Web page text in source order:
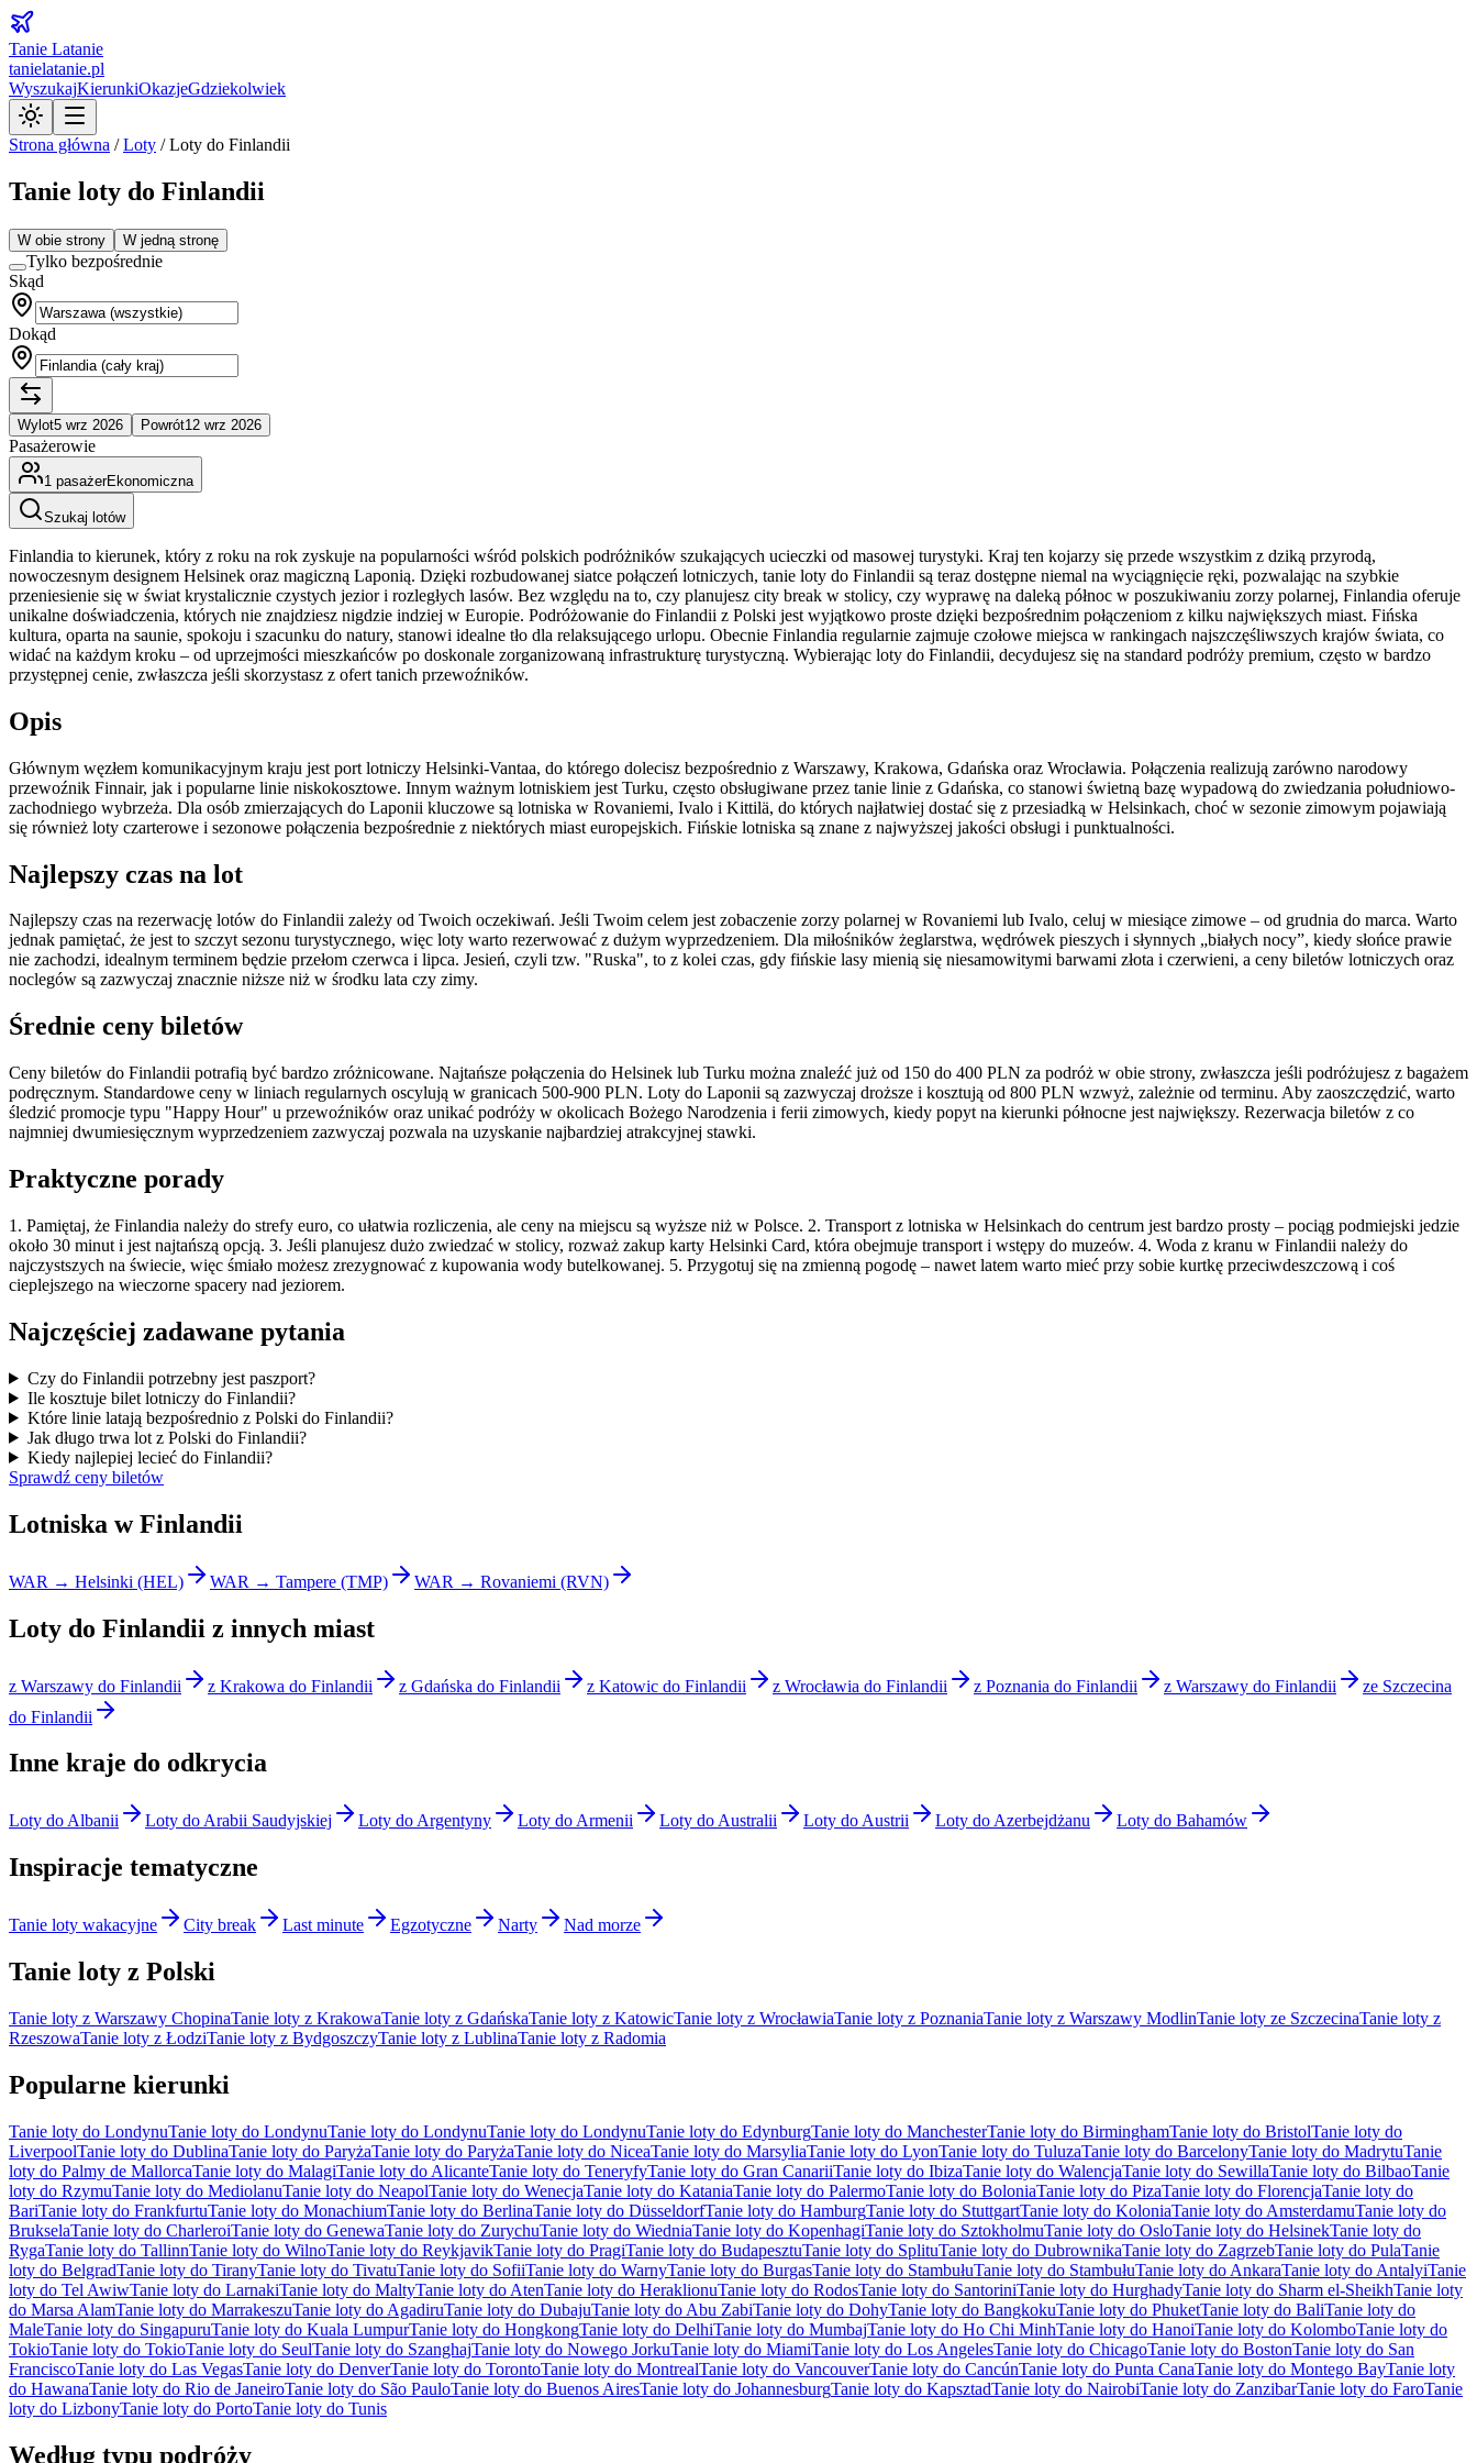
Tanie Latanie
tanielatanie.pl
WyszukajKierunkiOkazjeGdziekolwiek
Strona główna /Loty /Loty do Finlandii
Tanie loty do Finlandii
W obie strony W jedną stronę
Tylko bezpośrednie
Skąd
Dokąd
Wylot5 wrz 2026 Powrót12 wrz 2026
Pasażerowie
1 pasażerEkonomiczna
Szukaj lotów
Finlandia to kierunek, który z roku na rok zyskuje na popularności wśród polskich podróżników szukających ucieczki od masowej turystyki. Kraj ten kojarzy się przede wszystkim z dziką przyrodą,
nowoczesnym designem Helsinek oraz magiczną Laponią. Dzięki rozbudowanej siatce połączeń lotniczych, tanie loty do Finlandii są teraz dostępne niemal na wyciągnięcie ręki, pozwalając na szybkie
przeniesienie się w świat krystalicznie czystych jezior i rozległych lasów. Bez względu na to, czy planujesz city break w stolicy, czy wyprawę na daleką północ w poszukiwaniu zorzy polarnej, Finlandia oferuje
unikalne doświadczenia, których nie znajdziesz nigdzie indziej w Europie. Podróżowanie do Finlandii z Polski jest wyjątkowo proste dzięki bezpośrednim połączeniom z kilku największych miast. Fińska
kultura, oparta na saunie, spokoju i szacunku do natury, stanowi idealne tło dla relaksującego urlopu. Obecnie Finlandia regularnie zajmuje czołowe miejsca w rankingach najszczęśliwszych krajów świata, co
widać na każdym kroku – od uprzejmości mieszkańców po doskonale zorganizowaną infrastrukturę turystyczną. Wybierając loty do Finlandii, decydujesz się na standard podróży premium, często w bardzo
przystępnej cenie, zwłaszcza jeśli skorzystasz z ofert tanich przewoźników.
Opis
Głównym węzłem komunikacyjnym kraju jest port lotniczy Helsinki-Vantaa, do którego dolecisz bezpośrednio z Warszawy, Krakowa, Gdańska oraz Wrocławia. Połączenia realizują zarówno narodowy
przewoźnik Finnair, jak i popularne linie niskokosztowe. Innym ważnym lotniskiem jest Turku, często obsługiwane przez tanie linie z Gdańska, co stanowi świetną bazę wypadową do zwiedzania południowo-
zachodniego wybrzeża. Dla osób zmierzających do Laponii kluczowe są lotniska w Rovaniemi, Ivalo i Kittilä, do których najłatwiej dostać się z przesiadką w Helsinkach, choć w sezonie zimowym pojawiają
się również loty czarterowe i sezonowe połączenia bezpośrednie z niektórych miast europejskich. Fińskie lotniska są znane z najwyższej jakości obsługi i punktualności.
Najlepszy czas na lot
Najlepszy czas na rezerwację lotów do Finlandii zależy od Twoich oczekiwań. Jeśli Twoim celem jest zobaczenie zorzy polarnej w Rovaniemi lub Ivalo, celuj w miesiące zimowe – od grudnia do marca. Warto
jednak pamiętać, że jest to szczyt sezonu turystycznego, więc loty warto rezerwować z dużym wyprzedzeniem. Dla miłośników żeglarstwa, wędrówek pieszych i słynnych „białych nocy”, kiedy słońce prawie
nie zachodzi, idealnym terminem będzie przełom czerwca i lipca. Jesień, czyli tzw. "Ruska", to z kolei czas, gdy fińskie lasy mienią się niesamowitymi barwami złota i czerwieni, a ceny biletów lotniczych oraz
noclegów są zazwyczaj znacznie niższe niż w środku lata czy zimy.
Średnie ceny biletów
Ceny biletów do Finlandii potrafią być bardzo zróżnicowane. Najtańsze połączenia do Helsinek lub Turku można znaleźć już od 150 do 400 PLN za podróż w obie strony, zwłaszcza jeśli podróżujesz z bagażem
podręcznym. Standardowe ceny w liniach regularnych oscylują w granicach 500-900 PLN. Loty do Laponii są zazwyczaj droższe i kosztują od 800 PLN wzwyż, zależnie od terminu. Aby zaoszczędzić, warto
śledzić promocje typu "Happy Hour" u przewoźników oraz unikać podróży w okolicach Bożego Narodzenia i ferii zimowych, kiedy popyt na kierunki północne jest największy. Rezerwacja biletów z co
najmniej dwumiesięcznym wyprzedzeniem zazwyczaj pozwala na uzyskanie najbardziej atrakcyjnej stawki.
Praktyczne porady
1. Pamiętaj, że Finlandia należy do strefy euro, co ułatwia rozliczenia, ale ceny na miejscu są wyższe niż w Polsce. 2. Transport z lotniska w Helsinkach do centrum jest bardzo prosty – pociąg podmiejski jedzie
około 30 minut i jest najtańszą opcją. 3. Jeśli planujesz dużo zwiedzać w stolicy, rozważ zakup karty Helsinki Card, która obejmuje transport i wstępy do muzeów. 4. Woda z kranu w Finlandii należy do
najczystszych na świecie, więc śmiało możesz zrezygnować z kupowania wody butelkowanej. 5. Przygotuj się na zmienną pogodę – nawet latem warto mieć przy sobie kurtkę przeciwdeszczową i coś
cieplejszego na wieczorne spacery nad jeziorem.
Najczęściej zadawane pytania
Czy do Finlandii potrzebny jest paszport?
Ile kosztuje bilet lotniczy do Finlandii?
Które linie latają bezpośrednio z Polski do Finlandii?
Jak długo trwa lot z Polski do Finlandii?
Kiedy najlepiej lecieć do Finlandii?
Sprawdź ceny biletów
Lotniska w Finlandii
WAR → Helsinki (HEL) WAR → Tampere (TMP) WAR → Rovaniemi (RVN)
Loty do Finlandii z innych miast
z Warszawy do Finlandii z Krakowa do Finlandii z Gdańska do Finlandii z Katowic do Finlandii z Wrocławia do Finlandii z Poznania do Finlandii z Warszawy do Finlandii
ze Szczecina
do Finlandii
Inne kraje do odkrycia
Loty do Albanii Loty do Arabii Saudyjskiej Loty do Argentyny Loty do Armenii Loty do Australii Loty do Austrii Loty do Azerbejdżanu Loty do Bahamów
Inspiracje tematyczne
Tanie loty wakacyjne City break Last minute Egzotyczne Narty Nad morze
Tanie loty z Polski
Tanie loty z Warszawy ChopinaTanie loty z KrakowaTanie loty z GdańskaTanie loty z KatowicTanie loty z WrocławiaTanie loty z PoznaniaTanie loty z Warszawy ModlinTanie loty ze SzczecinaTanie loty z
RzeszowaTanie loty z ŁodziTanie loty z BydgoszczyTanie loty z LublinaTanie loty z Radomia
Popularne kierunki
Tanie loty do LondynuTanie loty do LondynuTanie loty do LondynuTanie loty do LondynuTanie loty do EdynburgTanie loty do ManchesterTanie loty do BirminghamTanie loty do BristolTanie loty do
LiverpoolTanie loty do DublinaTanie loty do ParyżaTanie loty do ParyżaTanie loty do NiceaTanie loty do MarsyliaTanie loty do LyonTanie loty do TuluzaTanie loty do BarcelonyTanie loty do MadrytuTanie
loty do Palmy de MallorcaTanie loty do MalagiTanie loty do AlicanteTanie loty do TeneryfyTanie loty do Gran CanariiTanie loty do IbizaTanie loty do WalencjaTanie loty do SewillaTanie loty do BilbaoTanie
loty do RzymuTanie loty do MediolanuTanie loty do NeapolTanie loty do WenecjaTanie loty do KataniaTanie loty do PalermoTanie loty do BoloniaTanie loty do PizaTanie loty do FlorencjaTanie loty do
BariTanie loty do FrankfurtuTanie loty do MonachiumTanie loty do BerlinaTanie loty do DüsseldorfTanie loty do HamburgTanie loty do StuttgartTanie loty do KoloniaTanie loty do AmsterdamuTanie loty do
BrukselaTanie loty do CharleroiTanie loty do GenewaTanie loty do ZurychuTanie loty do WiedniaTanie loty do KopenhagiTanie loty do SztokholmuTanie loty do OsloTanie loty do HelsinekTanie loty do
RygaTanie loty do TallinnTanie loty do WilnoTanie loty do ReykjavikTanie loty do PragiTanie loty do BudapesztuTanie loty do SplituTanie loty do DubrownikaTanie loty do ZagrzebTanie loty do PulaTanie
loty do BelgradTanie loty do TiranyTanie loty do TivatuTanie loty do SofiiTanie loty do WarnyTanie loty do BurgasTanie loty do StambułuTanie loty do StambułuTanie loty do AnkaraTanie loty do AntalyiTanie
loty do Tel AwiwTanie loty do LarnakiTanie loty do MaltyTanie loty do AtenTanie loty do HeraklionuTanie loty do RodosTanie loty do SantoriniTanie loty do HurghadyTanie loty do Sharm el-SheikhTanie loty
do Marsa AlamTanie loty do MarrakeszuTanie loty do AgadiruTanie loty do DubajuTanie loty do Abu ZabiTanie loty do DohyTanie loty do BangkokuTanie loty do PhuketTanie loty do BaliTanie loty do
MaleTanie loty do SingapuruTanie loty do Kuala LumpurTanie loty do HongkongTanie loty do DelhiTanie loty do MumbajTanie loty do Ho Chi MinhTanie loty do HanoiTanie loty do KolomboTanie loty do
TokioTanie loty do TokioTanie loty do SeulTanie loty do SzanghajTanie loty do Nowego JorkuTanie loty do MiamiTanie loty do Los AngelesTanie loty do ChicagoTanie loty do BostonTanie loty do San
FranciscoTanie loty do Las VegasTanie loty do DenverTanie loty do TorontoTanie loty do MontrealTanie loty do VancouverTanie loty do CancúnTanie loty do Punta CanaTanie loty do Montego BayTanie loty
do HawanaTanie loty do Rio de JaneiroTanie loty do São PauloTanie loty do Buenos AiresTanie loty do JohannesburgTanie loty do KapsztadTanie loty do NairobiTanie loty do ZanzibarTanie loty do FaroTanie
loty do LizbonyTanie loty do PortoTanie loty do Tunis
Według typu podróży